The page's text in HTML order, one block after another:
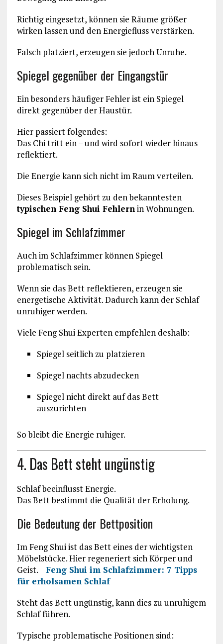
Richtig eingesetzt, können sie Räume größer
wirken lassen und den Energiefluss verstärken.
Falsch platziert, erzeugen sie jedoch Unruhe.
Spiegel gegenüber der Eingangstür
Ein besonders häufiger Fehler ist ein Spiegel
direkt gegenüber der Haustür.
Hier passiert folgendes:
Das Chi tritt ein – und wird sofort wieder hinaus
reflektiert.
Die Energie kann sich nicht im Raum verteilen.
Dieses Beispiel gehört zu den bekanntesten
typischen Feng Shui Fehlernin Wohnungen.
Spiegel im Schlafzimmer
Auch im Schlafzimmer können Spiegel
problematisch sein.
Wenn sie das Bett reflektieren, erzeugen sie
energetische Aktivität. Dadurch kann der Schlaf
unruhiger werden.
Viele Feng Shui Experten empfehlen deshalb:
Spiegel seitlich zu platzieren
Spiegel nachts abzudecken
Spiegel nicht direkt auf das Bett
auszurichten
So bleibt die Energie ruhiger.
4. Das Bett steht ungünstig
Schlaf beeinflusst Energie.
Das Bett bestimmt die Qualität der Erholung.
Die Bedeutung der Bettposition
Im Feng Shui ist das Bett eines der wichtigsten
Möbelstücke. Hier regeneriert sich Körper und
Geist. Feng Shui im Schlafzimmer: 7 Tipps
für erholsamen Schlaf
Steht das Bett ungünstig, kann dies zu unruhigem
Schlaf führen.
Typische problematische Positionen sind: